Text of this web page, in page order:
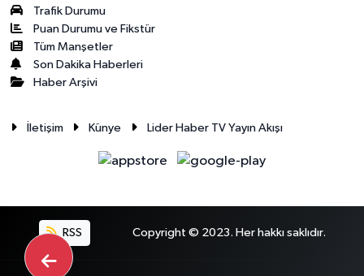
Trafik Durumu
Puan Durumu ve Fikstür
Tüm Manşetler
Son Dakika Haberleri
Haber Arşivi
İletişim Künye Lider Haber TV Yayın Akışı
RSS Copyright © 2023. Her hakkı saklıdır.